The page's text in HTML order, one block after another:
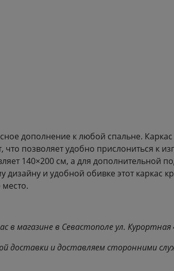
дополнение к любой спальне.
позволяет удобно прислониться к
140×200 см, а для
и удобной обивке этот каркас
магазине в Севастополе ул. Курортная
доставки и доставляем сторонними